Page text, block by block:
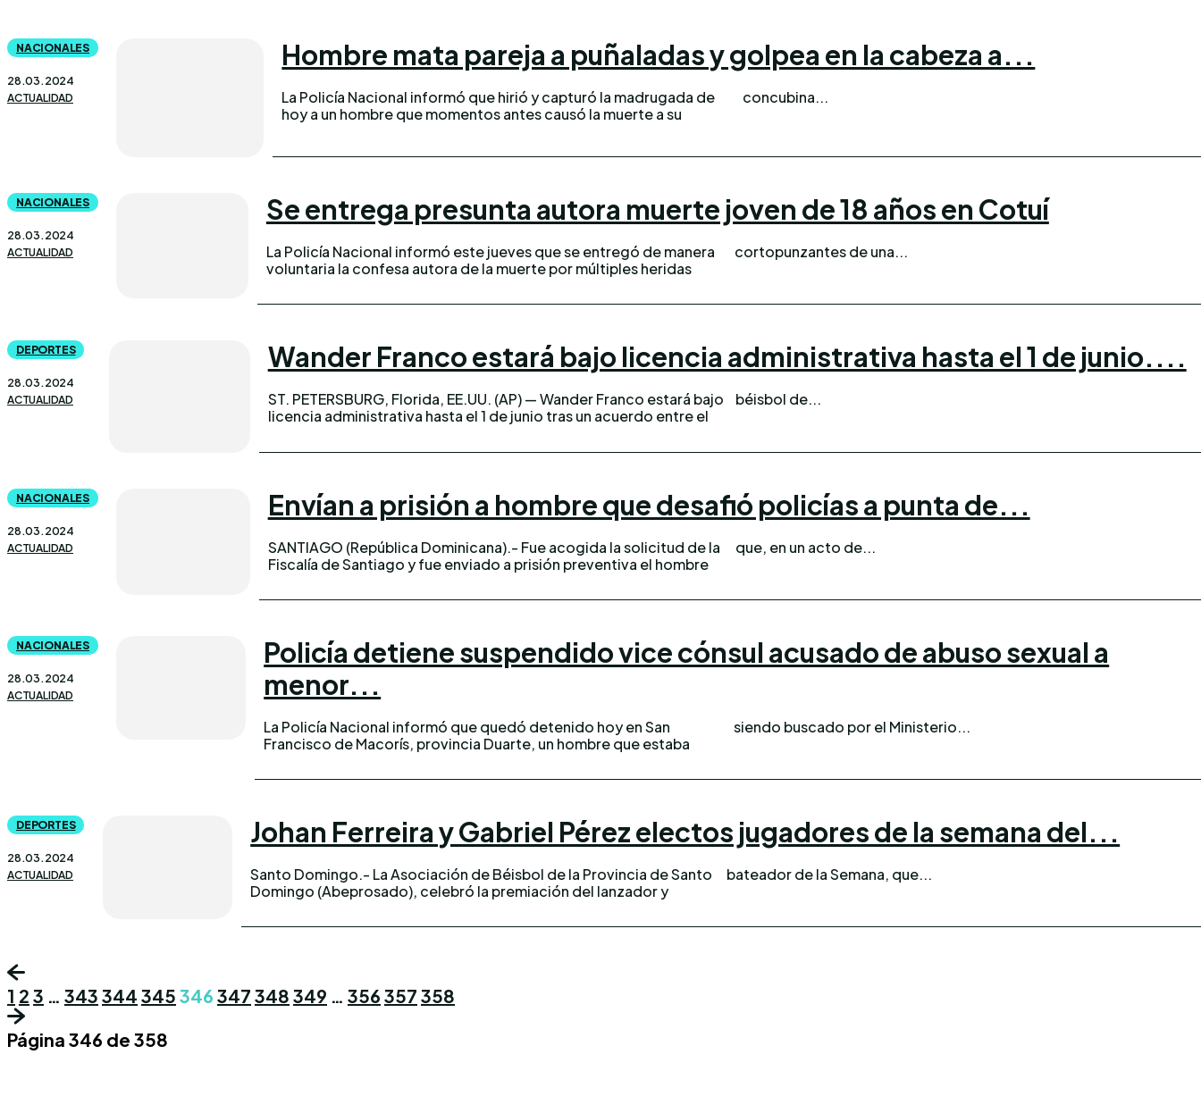
NACIONALES
28.03.2024
ACTUALIDAD
Hombre mata pareja a puñaladas y golpea en la cabeza a...
La Policía Nacional informó que hirió y capturó la madrugada de
hoy a un hombre que momentos antes causó la muerte a su
concubina...
NACIONALES
28.03.2024
ACTUALIDAD
Se entrega presunta autora muerte joven de 18 años en Cotuí
La Policía Nacional informó este jueves que se entregó de manera
voluntaria la confesa autora de la muerte por múltiples heridas
cortopunzantes de una...
DEPORTES
28.03.2024
ACTUALIDAD
Wander Franco estará bajo licencia administrativa hasta el 1 de junio....
ST. PETERSBURG, Florida, EE.UU. (AP) — Wander Franco estará bajo
licencia administrativa hasta el 1 de junio tras un acuerdo entre el
béisbol de...
NACIONALES
28.03.2024
ACTUALIDAD
Envían a prisión a hombre que desafió policías a punta de...
SANTIAGO (República Dominicana).- Fue acogida la solicitud de la
Fiscalía de Santiago y fue enviado a prisión preventiva el hombre
que, en un acto de...
NACIONALES
28.03.2024
ACTUALIDAD
Policía detiene suspendido vice cónsul acusado de abuso sexual a
menor...
La Policía Nacional informó que quedó detenido hoy en San
Francisco de Macorís, provincia Duarte, un hombre que estaba
siendo buscado por el Ministerio...
DEPORTES
28.03.2024
ACTUALIDAD
Johan Ferreira y Gabriel Pérez electos jugadores de la semana del...
Santo Domingo.- La Asociación de Béisbol de la Provincia de Santo
Domingo (Abeprosado), celebró la premiación del lanzador y
bateador de la Semana, que...
1 2 3 … 343 344 345 346 347 348 349 … 356 357 358
Página 346 de 358